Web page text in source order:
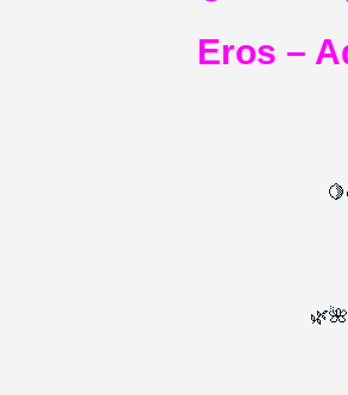
Eros –
🌺🌿